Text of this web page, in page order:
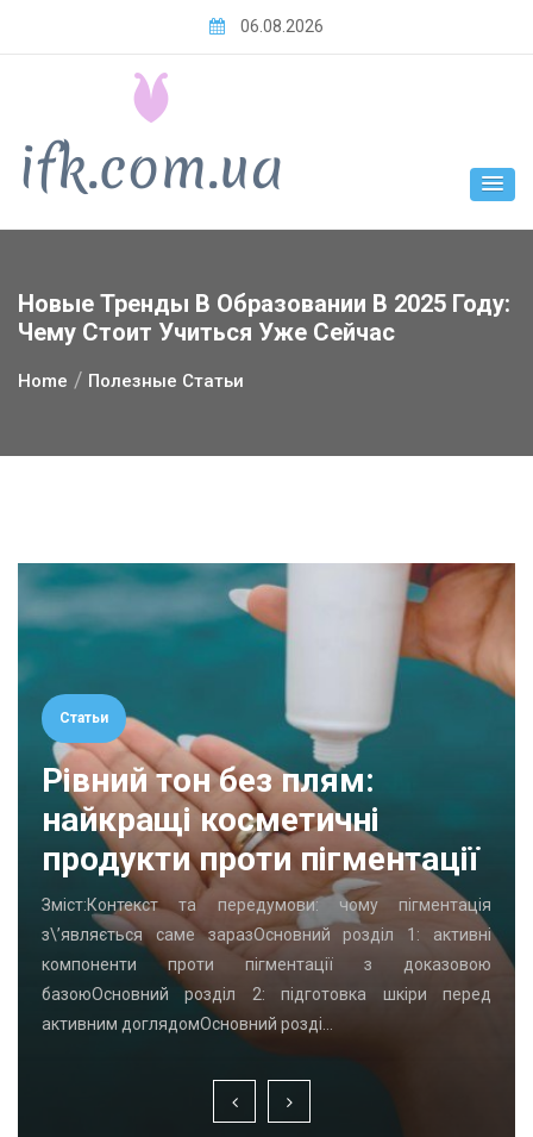
06.08.2026
Новые Тренды В Образовании В 2025 Году:
Чему Стоит Учиться Уже Сейчас
Home Полезные Статьи
Статьи
Рівний тон без плям:
найкращі косметичні
продукти проти пігментації
Зміст:Контекст та передумови: чому пігментація
з\’являється саме заразОсновний розділ 1: активні
компоненти проти пігментації з доказовою
базоюОсновний розділ 2: підготовка шкіри перед
активним доглядомОсновний розді…